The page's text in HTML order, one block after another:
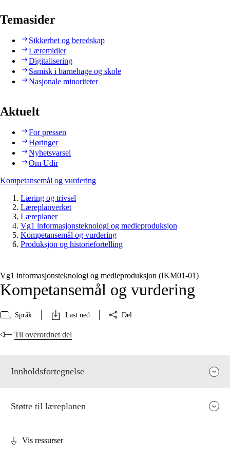
Temasider
Sikkerhet og beredskap
Læremidler
Digitalisering
Samisk i barnehage og skole
Nasjonale minoriteter
Aktuelt
For pressen
Høringer
Nyhetsvarsel
Om Udir
Kompetansemål og vurdering
Læring og trivsel
Læreplanverket
Læreplaner
Vg1 informasjonsteknologi og medieproduksjon
Kompetansemål og vurdering
Produksjon og historiefortelling
Vg1 informasjonsteknologi og medieproduksjon (IKM01‑01)
Kompetansemål og vurdering
Språk Last ned Del
Til overordnet del
Innholdsfortegnelse
Støtte til læreplanen
Vis ressurser